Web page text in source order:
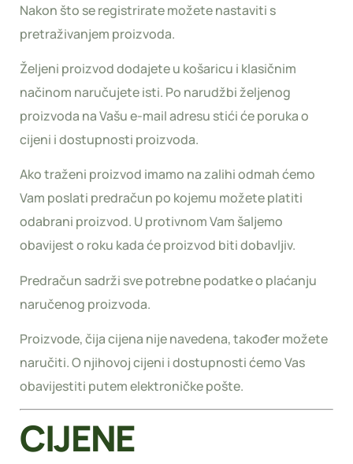
Nakon što se registrirate možete nastaviti s
pretraživanjem proizvoda.
Željeni proizvod dodajete u košaricu i klasičnim
načinom naručujete isti. Po narudžbi željenog
proizvoda na Vašu e-mail adresu stići će poruka o
cijeni i dostupnosti proizvoda.
Ako traženi proizvod imamo na zalihi odmah ćemo
Vam poslati predračun po kojemu možete platiti
odabrani proizvod. U protivnom Vam šaljemo
obavijest o roku kada će proizvod biti dobavljiv.
Predračun sadrži sve potrebne podatke o plaćanju
naručenog proizvoda.
Proizvode, čija cijena nije navedena, također možete
naručiti. O njihovoj cijeni i dostupnosti ćemo Vas
obavijestiti putem elektroničke pošte.
CIJENE